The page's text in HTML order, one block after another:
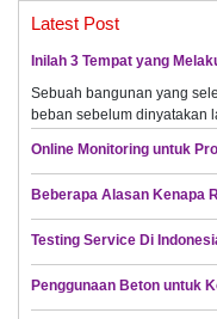
Latest Post
Inilah 3 Tempat yang
Sebuah bangunan yang
beban sebelum dinyatakan
Online Monitoring untuk
Beberapa Alasan Kenapa
Testing Service Di
Penggunaan Beton untuk